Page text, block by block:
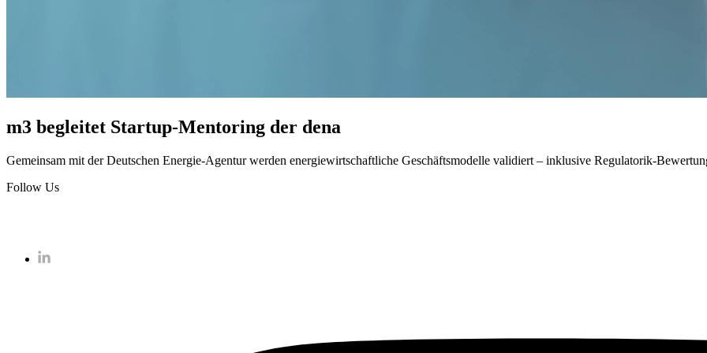
m3 begleitet Startup-Mentoring der dena
Gemeinsam mit der Deutschen Energie-Agentur werden energiewirtschaftliche Geschäftsmodelle validiert – inklusive Regulatorik-
Follow Us